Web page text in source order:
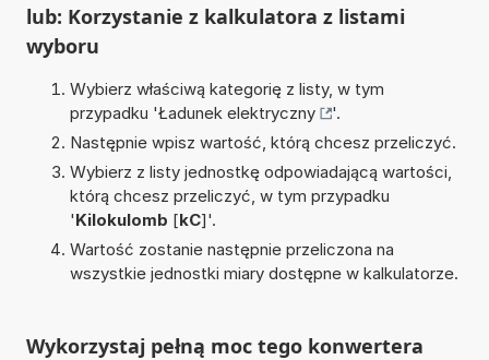
lub: Korzystanie z kalkulatora z listami
wyboru
Wybierz właściwą kategorię z listy, w tym
przypadku 'Ładunek elektryczny
'.
Następnie wpisz wartość, którą chcesz przeliczyć.
Wybierz z listy jednostkę odpowiadającą wartości,
którą chcesz przeliczyć, w tym przypadku
'Kilokulomb [kC]'.
Wartość zostanie następnie przeliczona na
wszystkie jednostki miary dostępne w kalkulatorze.
Wykorzystaj pełną moc tego konwertera